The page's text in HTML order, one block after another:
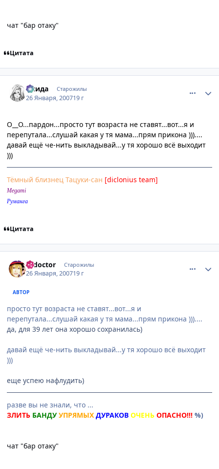
чат "бар отаку"
Цитата
Исида Старожилы
26 Января, 200719 г
О__О...пардон...просто тут возраста не ставят...вот...я и
перепутала...слушай какая у тя мама...прям прикона )))....
давай ещё че-нить выкладывай...у тя хорошо всё выходит
)))
Тёмный близнец Тацуки-сан [diclonius team]
Megami
Руманга
Цитата
k_doctor Старожилы
26 Января, 200719 г
АВТОР
просто тут возраста не ставят...вот...я и
перепутала...слушай какая у тя мама...прям прикона )))....
да, для 39 лет она хорошо сохранилась)
давай ещё че-нить выкладывай...у тя хорошо всё выходит
)))
еще успею нафлудить)
разве вы не знали, что ...
ЗЛИТЬ БАНДУ УПРЯМЫХ ДУРАКОВ ОЧЕНЬ ОПАСНО!!! %)
чат "бар отаку"